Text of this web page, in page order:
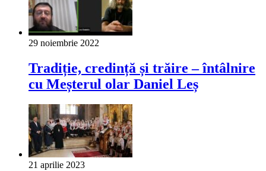
29 noiembrie 2022
Tradiție, credință și trăire – întâlnire
cu Meșterul olar Daniel Leș
21 aprilie 2023